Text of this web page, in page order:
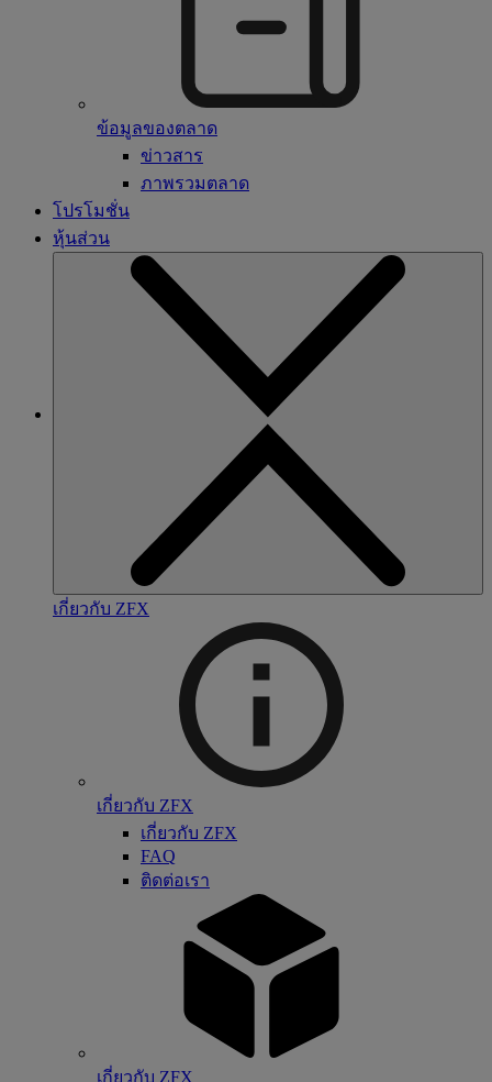
ข้อมูลของตลาด
ข่าวสาร
ภาพรวมตลาด
โปรโมชั่น
หุ้นส่วน
เกี่ยวกับ ZFX
เกี่ยวกับ ZFX
เกี่ยวกับ ZFX
FAQ
ติดต่อเรา
เกี่ยวกับ ZFX